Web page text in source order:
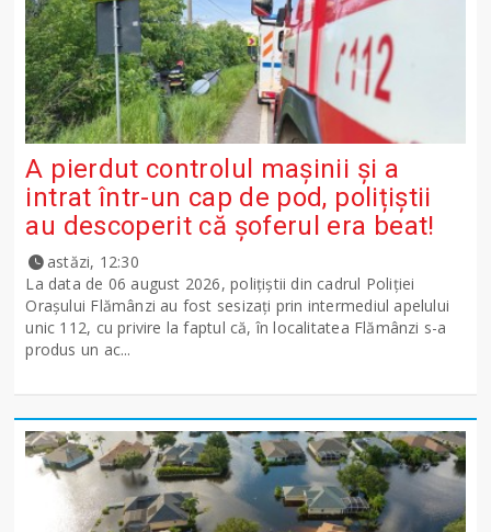
A pierdut controlul mașinii și a
intrat într-un cap de pod, polițiștii
au descoperit că șoferul era beat!
astăzi, 12:30
La data de 06 august 2026, polițiștii din cadrul Poliției
Orașului Flămânzi au fost sesizați prin intermediul apelului
unic 112, cu privire la faptul că, în localitatea Flămânzi s-a
produs un ac...